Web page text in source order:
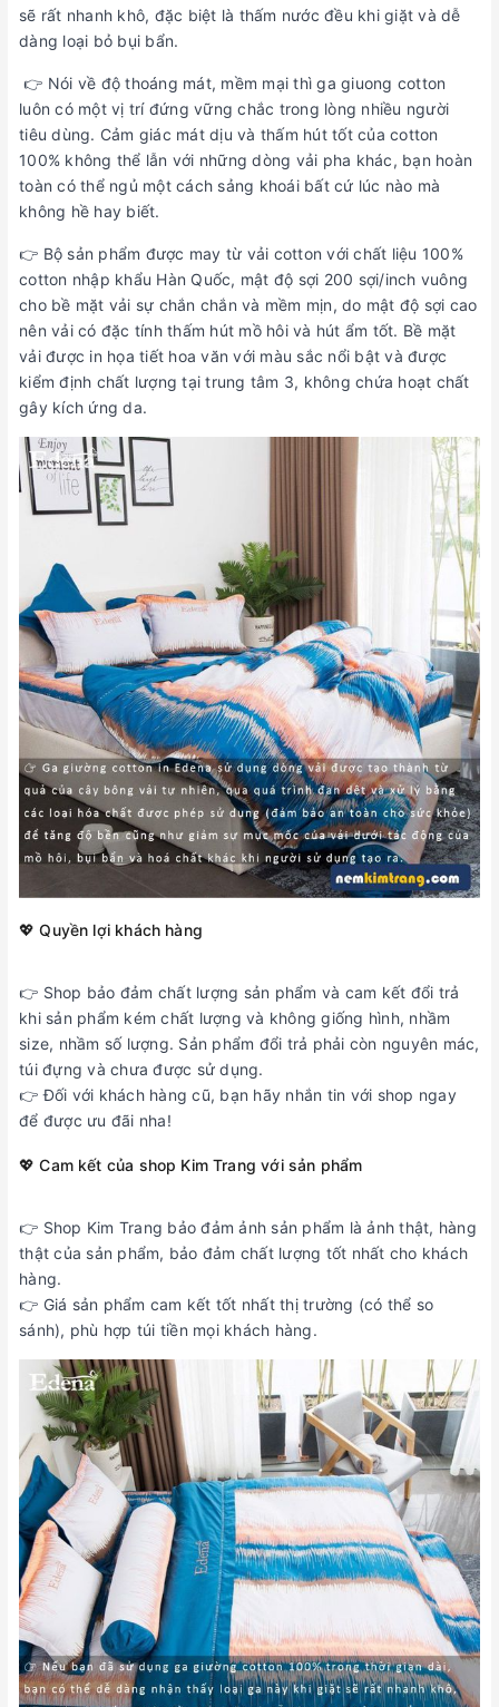
sẽ rất nhanh khô, đặc biệt là thấm nước đều khi giặt và dễ
dàng loại bỏ bụi bẩn.
👉 Nói về độ thoáng mát, mềm mại thì ga giuong cotton
luôn có một vị trí đứng vững chắc trong lòng nhiều người
tiêu dùng. Cảm giác mát dịu và thấm hút tốt của cotton
100% không thể lẫn với những dòng vải pha khác, bạn hoàn
toàn có thể ngủ một cách sảng khoái bất cứ lúc nào mà
không hề hay biết.
👉 Bộ sản phẩm được may từ vải cotton với chất liệu 100%
cotton nhập khẩu Hàn Quốc, mật độ sợi 200 sợi/inch vuông
cho bề mặt vải sự chắn chắn và mềm mịn, do mật độ sợi cao
nên vải có đặc tính thấm hút mồ hôi và hút ẩm tốt. Bề mặt
vải được in họa tiết hoa văn với màu sắc nổi bật và được
kiểm định chất lượng tại trung tâm 3, không chứa hoạt chất
gây kích ứng da.
💖 Quyền lợi khách hàng
👉 Shop bảo đảm chất lượng sản phẩm và cam kết đổi trả
khi sản phẩm kém chất lượng và không giống hình, nhầm
size, nhầm số lượng. Sản phẩm đổi trả phải còn nguyên mác,
túi đựng và chưa được sử dụng.
👉 Đối với khách hàng cũ, bạn hãy nhắn tin với shop ngay
để được ưu đãi nha!
💖 Cam kết của shop Kim Trang với sản phẩm
👉 Shop Kim Trang bảo đảm ảnh sản phẩm là ảnh thật, hàng
thật của sản phẩm, bảo đảm chất lượng tốt nhất cho khách
hàng.
👉 Giá sản phẩm cam kết tốt nhất thị trường (có thể so
sánh), phù hợp túi tiền mọi khách hàng.